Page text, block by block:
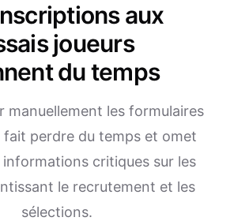
aux
joueurs
du temps
manuellement les formulaires
perdre du temps et omet
critiques sur les
le recrutement et les
sélections.